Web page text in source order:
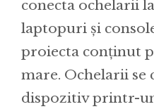
conecta ochelarii
laptopuri și
proiecta conținut
mare. Ochelarii se
dispozitiv printr-